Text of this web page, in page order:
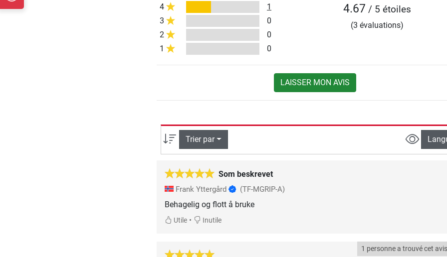
4
1
3
0
2
0
1
0
4.67 / 5 étoiles
(3 évaluations)
LAISSER MON AVIS
Trier par
Som beskrevet
Frank Yttergård (TF-MGRIP-A)
Behagelig og flott å bruke
Utile• Inutile
1 personne a trouvé cet